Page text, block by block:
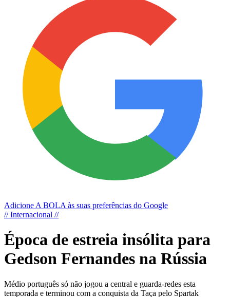
Adicione A BOLA às suas preferências do Google
// Internacional //
Época de estreia insólita para
Gedson Fernandes na Rússia
Médio português só não jogou a central e guarda-redes esta
temporada e terminou com a conquista da Taça pelo Spartak